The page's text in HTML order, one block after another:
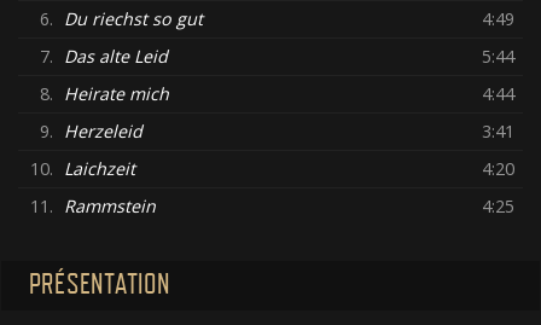
6. Du riechst so gut
4:49
7. Das alte Leid
5:44
8. Heirate mich
4:44
9. Herzeleid
3:41
10. Laichzeit
4:20
11. Rammstein 4:25
PRÉSENTATION